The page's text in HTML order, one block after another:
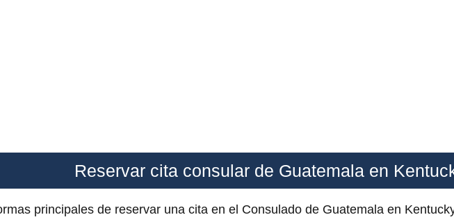
Reservar cita consular de Guatemala en
principales de reservar una cita en el Consulado de Guatemala en